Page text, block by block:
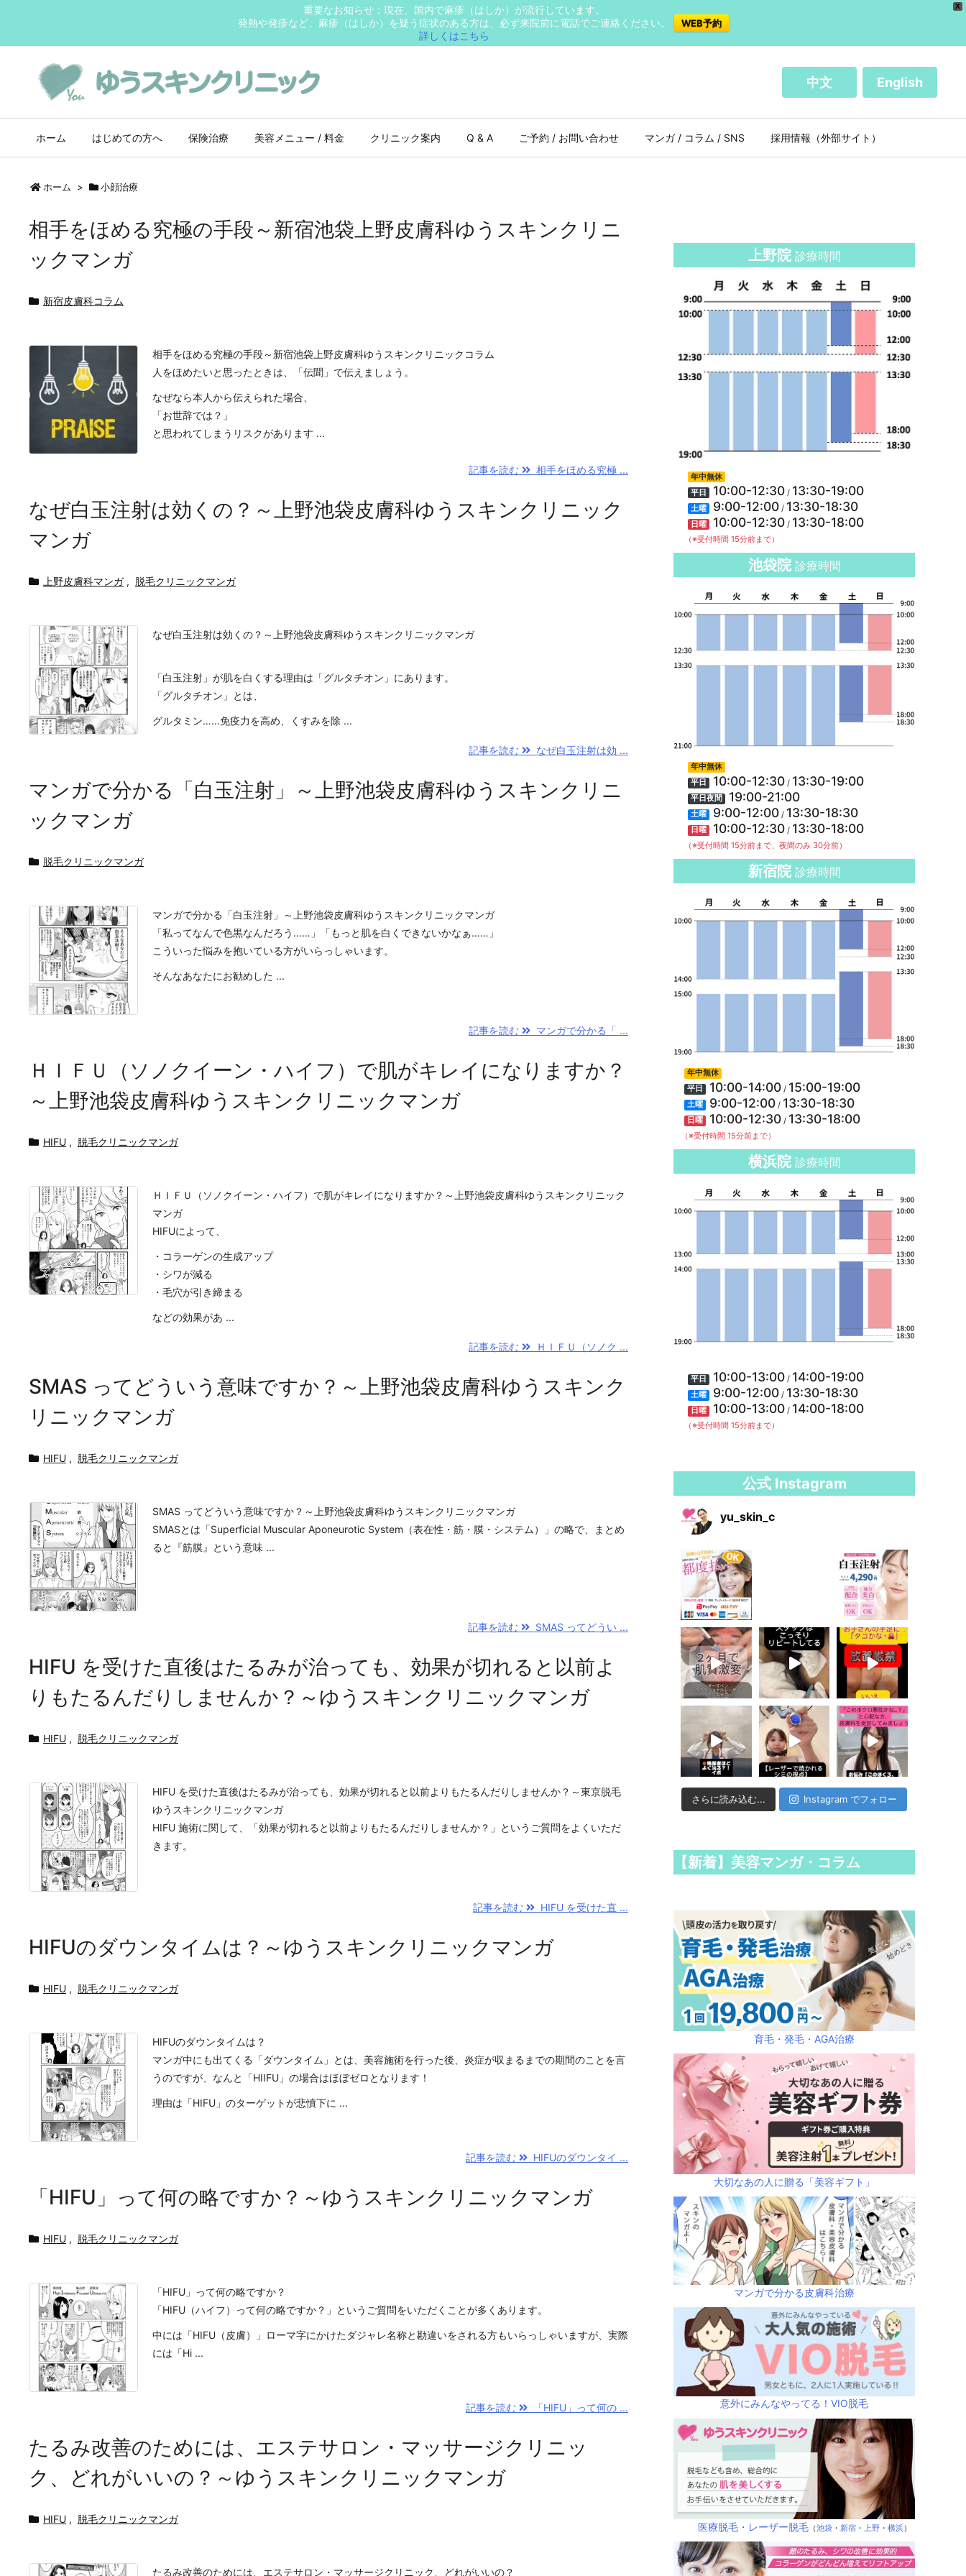
X
重要なお知らせ：現在、国内で麻疹（はしか）が流行しています。
発熱や発疹など、麻疹（はしか）を疑う症状のある方は、必ず来院前に電話でご連絡ください。
詳しくはこちら
WEB予約
中文 English
ホーム はじめての方へ 保険治療 美容メニュー / 料金 クリニック案内 Q & A ご予約 / お問い合わせ マンガ / コラム / SNS 採用情報（外部サイト）
ホーム > 小顔治療
相手をほめる究極の手段～新宿池袋上野皮膚科ゆうスキンクリニ
ックマンガ
新宿皮膚科コラム
相手をほめる究極の手段～新宿池袋上野皮膚科ゆうスキンクリニックコラム
人をほめたいと思ったときは、「伝聞」で伝えましょう。
なぜなら本人から伝えられた場合、
「お世辞では？」
と思われてしまうリスクがあります ...
記事を読む 相手をほめる究極 ...
なぜ白玉注射は効くの？～上野池袋皮膚科ゆうスキンクリニック
マンガ
上野皮膚科マンガ , 脱毛クリニックマンガ
なぜ白玉注射は効くの？～上野池袋皮膚科ゆうスキンクリニックマンガ
「白玉注射」が肌を白くする理由は「グルタチオン」にあります。
「グルタチオン」とは、
グルタミン……免疫力を高め、くすみを除 ...
記事を読む なぜ白玉注射は効 ...
マンガで分かる「白玉注射」～上野池袋皮膚科ゆうスキンクリニ
ックマンガ
脱毛クリニックマンガ
マンガで分かる「白玉注射」～上野池袋皮膚科ゆうスキンクリニックマンガ
「私ってなんで色黒なんだろう……」「もっと肌を白くできないかなぁ……」
こういった悩みを抱いている方がいらっしゃいます。
そんなあなたにお勧めした ...
記事を読む マンガで分かる「 ...
ＨＩＦＵ（ソノクイーン・ハイフ）で肌がキレイになりますか？
～上野池袋皮膚科ゆうスキンクリニックマンガ
HIFU , 脱毛クリニックマンガ
ＨＩＦＵ（ソノクイーン・ハイフ）で肌がキレイになりますか？～上野池袋皮膚科ゆうスキンクリニック
マンガ
HIFUによって、
・コラーゲンの生成アップ
・シワが減る
・毛穴が引き締まる
などの効果があ ...
記事を読む ＨＩＦＵ（ソノク ...
SMAS ってどういう意味ですか？～上野池袋皮膚科ゆうスキンク
リニックマンガ
HIFU , 脱毛クリニックマンガ
SMAS ってどういう意味ですか？～上野池袋皮膚科ゆうスキンクリニックマンガ
SMASとは「Superficial Muscular Aponeurotic System（表在性・筋・膜・システム）」の略で、まとめ
ると『筋膜』という意味 ...
記事を読む SMAS ってどうい ...
HIFU を受けた直後はたるみが治っても、効果が切れると以前よ
りもたるんだりしませんか？～ゆうスキンクリニックマンガ
HIFU , 脱毛クリニックマンガ
HIFU を受けた直後はたるみが治っても、効果が切れると以前よりもたるんだりしませんか？～東京脱毛
ゆうスキンクリニックマンガ
HIFU 施術に関して、「効果が切れると以前よりもたるんだりしませんか？」というご質問をよくいただ
きます。
記事を読む HIFU を受けた直 ...
HIFUのダウンタイムは？～ゆうスキンクリニックマンガ
HIFU , 脱毛クリニックマンガ
HIFUのダウンタイムは？
マンガ中にも出てくる「ダウンタイム」とは、美容施術を行った後、炎症が収まるまでの期間のことを言
うのですが、なんと「HIIFU」の場合はほぼゼロとなります！
理由は「HIFU」のターゲットが悲憤下に ...
記事を読む HIFUのダウンタイ ...
「HIFU」って何の略ですか？～ゆうスキンクリニックマンガ
HIFU , 脱毛クリニックマンガ
「HIFU」って何の略ですか？
「HIFU（ハイフ）って何の略ですか？」というご質問をいただくことが多くあります。
中には「HIFU（皮膚）」ローマ字にかけたダジャレ名称と勘違いをされる方もいらっしゃいますが、実際
には「Hi ...
記事を読む 「HIFU」って何の ...
たるみ改善のためには、エステサロン・マッサージクリニッ
ク、どれがいいの？～ゆうスキンクリニックマンガ
HIFU , 脱毛クリニックマンガ
たるみ改善のためには、エステサロン・マッサージクリニック、どれがいいの？
上野院 診療時間
年中無休
平日
10:00-12:30 / 13:30-19:00
土曜 9:00-12:00 / 13:30-18:30
日曜 10:00-12:30 / 13:30-18:00
（※受付時間 15分前まで）
池袋院 診療時間
年中無休
平日
10:00-12:30 / 13:30-19:00
平日夜間 19:00-21:00
土曜 9:00-12:00 / 13:30-18:30
日曜 10:00-12:30 / 13:30-18:00
（※受付時間 15分前まで、夜間のみ 30分前）
新宿院 診療時間
年中無休
平日
10:00-14:00 / 15:00-19:00
土曜 9:00-12:00 / 13:30-18:30
日曜 10:00-12:30 / 13:30-18:00
（※受付時間 15分前まで）
横浜院 診療時間
平日 10:00-13:00 / 14:00-19:00
土曜 9:00-12:00 / 13:30-18:30
日曜 10:00-13:00 / 14:00-18:00
（※受付時間 15分前まで）
公式 Instagram
yu_skin_c
さらに読み込む... Instagram でフォロー
【新着】美容マンガ・コラム
育毛・発毛・AGA治療
大切なあの人に贈る「美容ギフト」
マンガで分かる皮膚科治療
意外にみんなやってる！VIO脱毛
医療脱毛・レーザー脱毛（池袋・ 新宿・ 上野・ 横浜）